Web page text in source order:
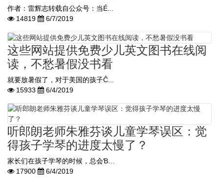
作者：雷辉志转载自公众号：当É...
14819
6/7/2019
这些网站提供免费少儿英文图书在线阅
读，不愁暑假没书看
就要放暑假了，对于美国的孩子Ĉ...
15933
6/4/2019
听郎朗老师朱雅芬谈儿童学琴误区：觉
得孩子学琴的进度太慢了？
家长们在孩子学琴的时候，总会Ɓ...
17900
6/4/2019